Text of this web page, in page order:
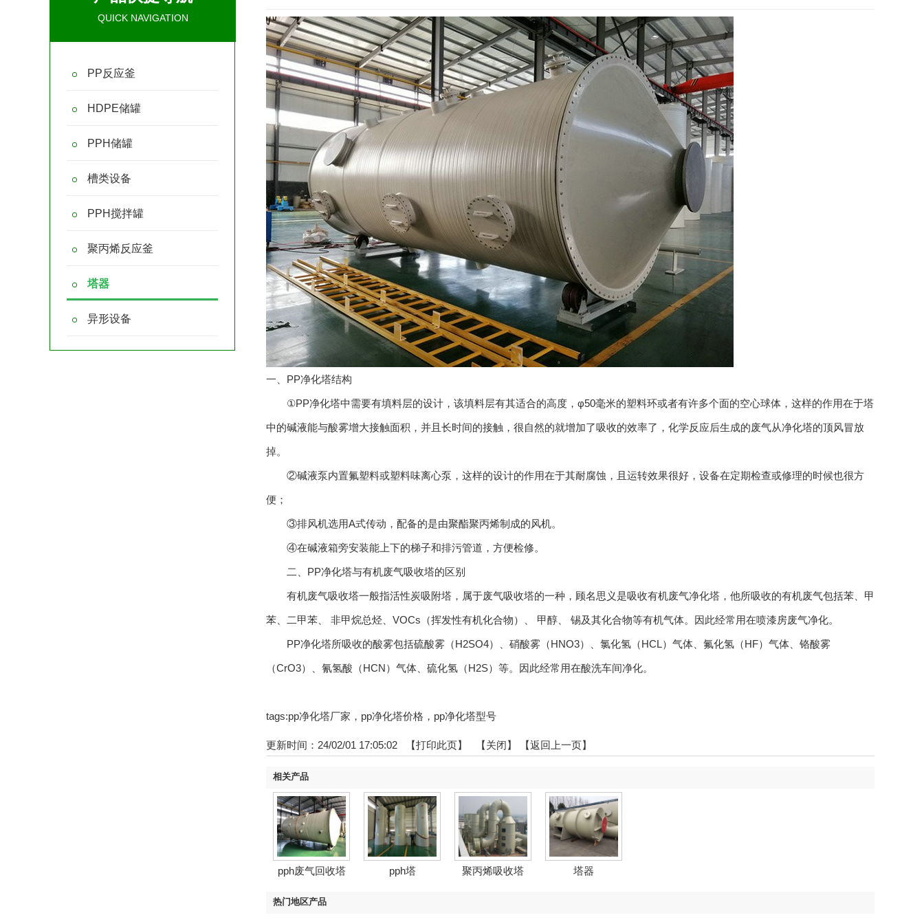
QUICK NAVIGATION
PP反应釜
HDPE储罐
PPH储罐
槽类设备
PPH搅拌罐
聚丙烯反应釜
塔器
异形设备
一、PP净化塔结构
①PP净化塔中需要有填料层的设计，该填料层有其适合的高度，φ50毫米的塑料环或者有许多个面的空心球体，这样的作用在于塔
中的碱液能与酸雾增大接触面积，并且长时间的接触，很自然的就增加了吸收的效率了，化学反应后生成的废气从净化塔的顶风冒放
掉。
②碱液泵内置氟塑料或塑料味离心泵，这样的设计的作用在于其耐腐蚀，且运转效果很好，设备在定期检查或修理的时候也很方
便；
③排风机选用A式传动，配备的是由聚酯聚丙烯制成的风机。
④在碱液箱旁安装能上下的梯子和排污管道，方便检修。
二、PP净化塔与有机废气吸收塔的区别
有机废气吸收塔一般指活性炭吸附塔，属于废气吸收塔的一种，顾名思义是吸收有机废气净化塔，他所吸收的有机废气包括苯、甲
苯、二甲苯、 非甲烷总烃、VOCs（挥发性有机化合物）、 甲醇、 锡及其化合物等有机气体。因此经常用在喷漆房废气净化。
PP净化塔所吸收的酸雾包括硫酸雾（H2SO4）、硝酸雾（HNO3）、氯化氢（HCL）气体、氟化氢（HF）气体、铬酸雾
（CrO3）、氰氢酸（HCN）气体、硫化氢（H2S）等。因此经常用在酸洗车间净化。
tags:pp净化塔厂家，pp净化塔价格，pp净化塔型号
更新时间：24/02/01 17:05:02 【打印此页】 【关闭】 【返回上一页】
相关产品
pph废气回收塔 pph塔 聚丙烯吸收塔 塔器
热门地区产品